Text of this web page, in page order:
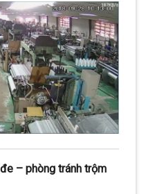
– phòng tránh trộm